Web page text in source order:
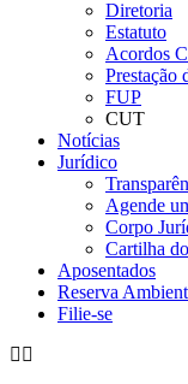
Diretoria
Estatuto
Acordos
Prestação
FUP
CUT
Notícias
Jurídico
Agende
Corpo
Cartilha
Aposentados
Reserva
Filie-se